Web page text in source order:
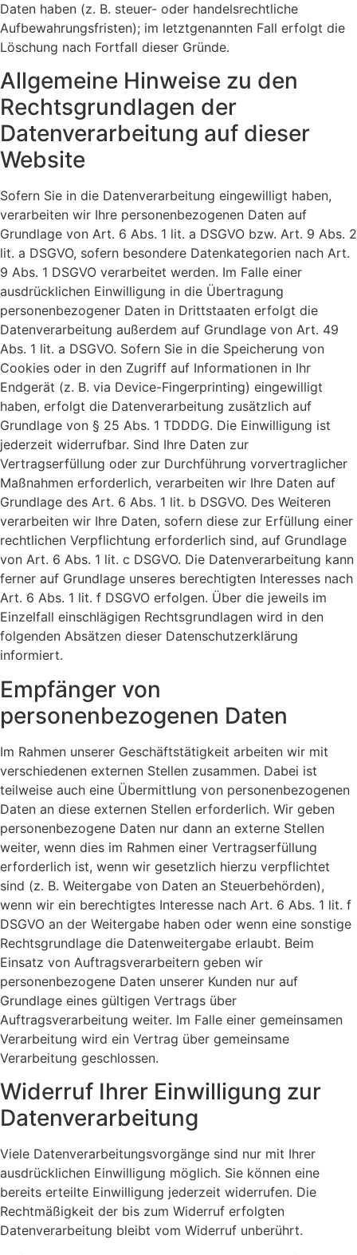
Daten haben (z. B. steuer- oder handelsrechtliche
Aufbewahrungsfristen); im letztgenannten Fall erfolgt die
Löschung nach Fortfall dieser Gründe.
Allgemeine Hinweise zu den
Rechtsgrundlagen der
Datenverarbeitung auf dieser
Website
Sofern Sie in die Datenverarbeitung eingewilligt haben,
verarbeiten wir Ihre personenbezogenen Daten auf
Grundlage von Art. 6 Abs. 1 lit. a DSGVO bzw. Art. 9 Abs. 2
lit. a DSGVO, sofern besondere Datenkategorien nach Art.
9 Abs. 1 DSGVO verarbeitet werden. Im Falle einer
ausdrücklichen Einwilligung in die Übertragung
personenbezogener Daten in Drittstaaten erfolgt die
Datenverarbeitung außerdem auf Grundlage von Art. 49
Abs. 1 lit. a DSGVO. Sofern Sie in die Speicherung von
Cookies oder in den Zugriff auf Informationen in Ihr
Endgerät (z. B. via Device-Fingerprinting) eingewilligt
haben, erfolgt die Datenverarbeitung zusätzlich auf
Grundlage von § 25 Abs. 1 TDDDG. Die Einwilligung ist
jederzeit widerrufbar. Sind Ihre Daten zur
Vertragserfüllung oder zur Durchführung vorvertraglicher
Maßnahmen erforderlich, verarbeiten wir Ihre Daten auf
Grundlage des Art. 6 Abs. 1 lit. b DSGVO. Des Weiteren
verarbeiten wir Ihre Daten, sofern diese zur Erfüllung einer
rechtlichen Verpflichtung erforderlich sind, auf Grundlage
von Art. 6 Abs. 1 lit. c DSGVO. Die Datenverarbeitung kann
ferner auf Grundlage unseres berechtigten Interesses nach
Art. 6 Abs. 1 lit. f DSGVO erfolgen. Über die jeweils im
Einzelfall einschlägigen Rechtsgrundlagen wird in den
folgenden Absätzen dieser Datenschutzerklärung
informiert.
Empfänger von
personenbezogenen Daten
Im Rahmen unserer Geschäftstätigkeit arbeiten wir mit
verschiedenen externen Stellen zusammen. Dabei ist
teilweise auch eine Übermittlung von personenbezogenen
Daten an diese externen Stellen erforderlich. Wir geben
personenbezogene Daten nur dann an externe Stellen
weiter, wenn dies im Rahmen einer Vertragserfüllung
erforderlich ist, wenn wir gesetzlich hierzu verpflichtet
sind (z. B. Weitergabe von Daten an Steuerbehörden),
wenn wir ein berechtigtes Interesse nach Art. 6 Abs. 1 lit. f
DSGVO an der Weitergabe haben oder wenn eine sonstige
Rechtsgrundlage die Datenweitergabe erlaubt. Beim
Einsatz von Auftragsverarbeitern geben wir
personenbezogene Daten unserer Kunden nur auf
Grundlage eines gültigen Vertrags über
Auftragsverarbeitung weiter. Im Falle einer gemeinsamen
Verarbeitung wird ein Vertrag über gemeinsame
Verarbeitung geschlossen.
Widerruf Ihrer Einwilligung zur
Datenverarbeitung
Viele Datenverarbeitungsvorgänge sind nur mit Ihrer
ausdrücklichen Einwilligung möglich. Sie können eine
bereits erteilte Einwilligung jederzeit widerrufen. Die
Rechtmäßigkeit der bis zum Widerruf erfolgten
Datenverarbeitung bleibt vom Widerruf unberührt.